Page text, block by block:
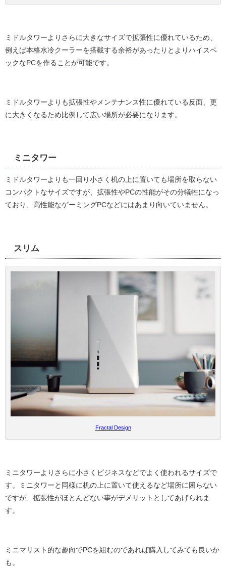
ミドルタワーよりさらに大きなサイズで拡張性に優れているため、
例えば本格水冷クーラーを搭載する余裕があったりとよりハイスペ
ックなPCを作ることが可能です。
ミドルタワーよりも拡張性やメンテナンス性に優れている反面、更
に大きくなるため比例して広い場所が必要になります。
ミニタワー
ミドルタワーよりも一回り小さく机の上に置いても場所を取らない
コンパクトなサイズですが、拡張性やPCの性能がその分犠牲になっ
ており、高性能なゲーミングPCなどにはあまり向いていません。
スリム
Fractal Design
ミニタワーよりさらに小さくビジネスなどでよく使われるサイズで
す。ミニタワーと同様に机の上に置いて使えるなど場所に困らない
ですが、拡張性がほとんどない事がデメリットとしてあげられま
す。
ミニマリスト的な趣向でPCを組むのであれば購入してみても良いか
も。